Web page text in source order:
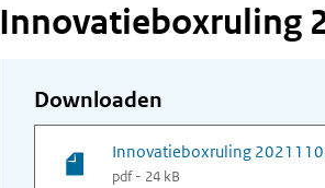
Innovatieboxruling
Downloaden
Innovatieboxruling
pdf - 24 kB